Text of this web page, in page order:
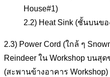
House#1)
2.2) Heat Sink (ชั้นบนขอ
2.3) Power Cord (ใกล้ ๆ
Reindeer ใน Workshop บนสุ
(สะพานข้างอาคาร